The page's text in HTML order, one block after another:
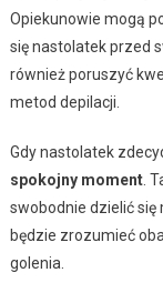
Opiekunowie mogą
się nastolatek przed
również poruszyć
metod depilacji.
Gdy nastolatek
spokojny moment.
swobodnie dzielić się
będzie zrozumieć
golenia.